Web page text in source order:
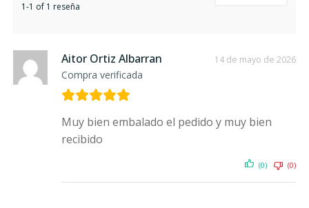
1-1 of 1 reseña
Aitor Ortiz Albarran
Compra verificada
14 de mayo de 2026
Muy bien embalado el pedido y muy bien
recibido
(0) (0)